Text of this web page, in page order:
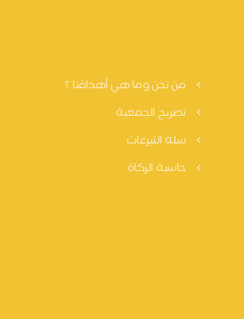
من نحن وما هي أهدافنا ؟
تصريح الجمعية
سلة التبرعات
حاسبة الزكاة